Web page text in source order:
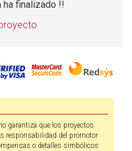
ha finalizado !!
garantiza que los proyectos
responsabilidad del promotor
o detalles simbólicos